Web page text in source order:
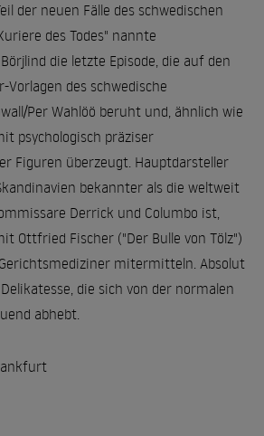
der neuen Fälle des schwedischen
des Todes" nannte
die letzte Episode, die auf den
Vorlagen des schwedische
Per Wahlöö beruht und, ähnlich wie
psychologisch präziser
Figuren überzeugt. Hauptdarsteller
bekannter als die weltweit
Derrick und Columbo ist,
Ottfried Fischer ("Der Bulle von Tölz")
mitermitteln. Absolut
die sich von der normalen
abhebt.